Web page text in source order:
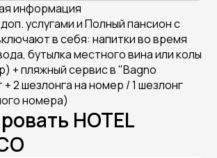
информация
услугами и Полный пансион с
в себя: напитки во время
бутылка местного вина или колы
+ пляжный сервис в "Bagno
+ 2 шезлонга на номер / 1 шезлонг
номера)
HOTEL